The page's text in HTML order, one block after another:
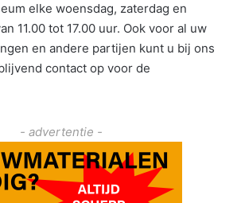
elke woensdag, zaterdag en
11.00 tot 17.00 uur. Ook voor al uw
en andere partijen kunt u bij ons
contact op voor de
- advertentie -